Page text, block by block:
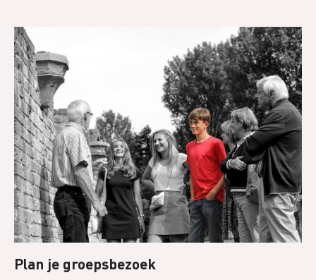
Plan je groepsbezoek